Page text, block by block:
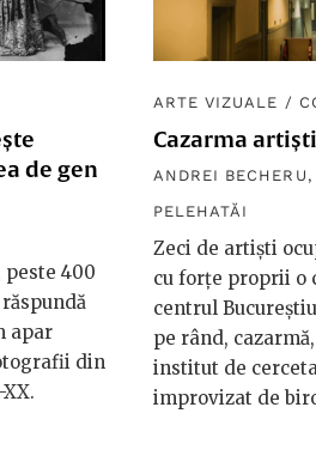
de gen
peste 400
apar
din
ARTE VIZUALE /
Cazarma
ANDREI BECHERU ,
PELEHATĂI
Zeci de artiști
cu forțe proprii o
centrul
pe rând,
institut de
improvizat de